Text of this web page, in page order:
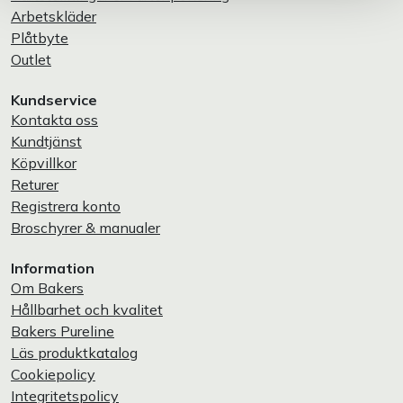
Arbetskläder
Plåtbyte
Outlet
Kundservice
Kontakta oss
Kundtjänst
Köpvillkor
Returer
Registrera konto
Broschyrer & manualer
Information
Om Bakers
Hållbarhet och kvalitet
Bakers Pureline
Läs produktkatalog
Cookiepolicy
Integritetspolicy